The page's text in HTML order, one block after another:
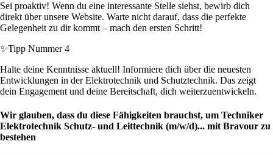
Sei proaktiv! Wenn du eine interessante Stelle siehst, bewirb dich
direkt über unsere Website. Warte nicht darauf, dass die perfekte
Gelegenheit zu dir kommt – mach den ersten Schritt!
✨Tipp Nummer 4
Halte deine Kenntnisse aktuell! Informiere dich über die neuesten
Entwicklungen in der Elektrotechnik und Schutztechnik. Das zeigt
dein Engagement und deine Bereitschaft, dich weiterzuentwickeln.
Wir glauben, dass du diese Fähigkeiten brauchst, um Techniker
Elektrotechnik Schutz- und Leittechnik (m/w/d)... mit Bravour zu
bestehen